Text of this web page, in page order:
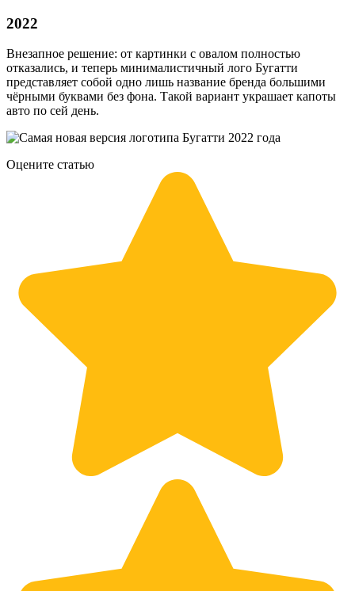
2022
Внезапное решение: от картинки с овалом полностью
отказались, и теперь минималистичный лого Бугатти
представляет собой одно лишь название бренда большими
чёрными буквами без фона. Такой вариант украшает капоты
авто по сей день.
Оцените статью